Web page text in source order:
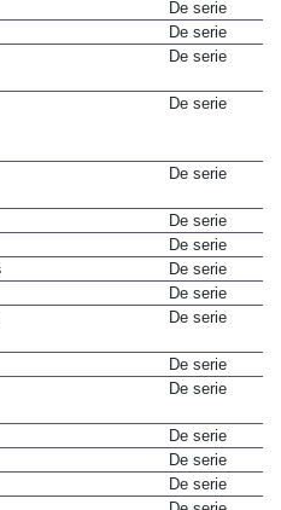
De serie
De serie
De serie
De serie
De serie
De serie
De serie
De serie
De serie
De serie